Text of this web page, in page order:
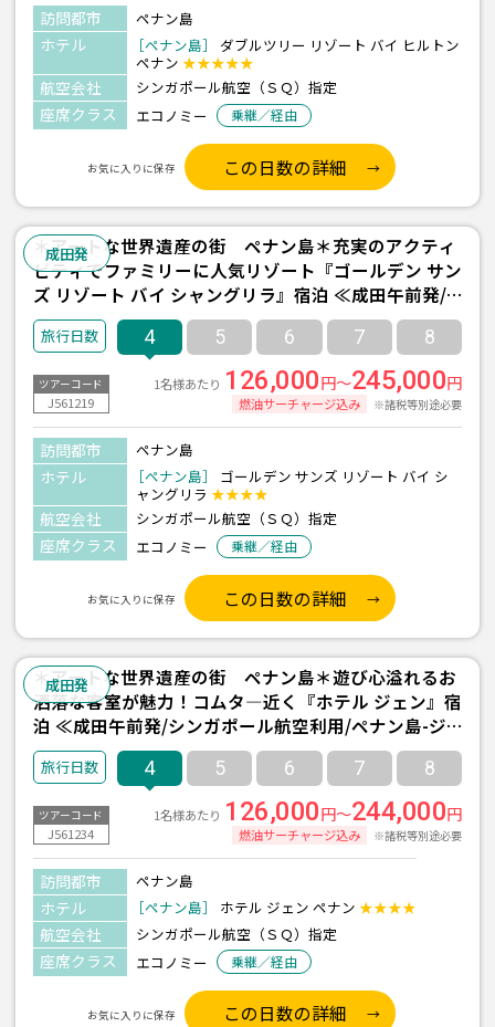
訪問都市 ペナン島
ホテル ［ペナン島］
ダブルツリー リゾート バイ ヒルトン
ペナン ★★★★★
航空会社 シンガポール航空（ＳＱ）指定
座席クラス エコノミー 乗継／経由
お気に入りに保存 この日数の詳細
成田発
＊アートな世界遺産の街 ペナン島＊充実のアクティ
ビティでファミリーに人気リゾート『ゴールデン サン
ズ リゾート バイ シャングリラ』宿泊 ≪成田午前発/
シンガポール航空利用/ペナン島-バトゥフェリンギ- 2
泊4日間≫
4 5 6 7 8
ツアーコード
J561219
1名様あたり 126,000円～245,000円
燃油サーチャージ込み ※諸税等別途必要
訪問都市 ペナン島
ホテル ［ペナン島］
ゴールデン サンズ リゾート バイ シ
ャングリラ ★★★★
航空会社 シンガポール航空（ＳＱ）指定
座席クラス エコノミー 乗継／経由
お気に入りに保存 この日数の詳細
成田発
＊アートな世界遺産の街 ペナン島＊遊び心溢れるお
洒落な客室が魅力！コムタ―近く『ホテル ジェン』宿
泊 ≪成田午前発/シンガポール航空利用/ペナン島-ジ
ョージタウン- 2泊4日間≫
4 5 6 7 8
ツアーコード
J561234
1名様あたり 126,000円～244,000円
燃油サーチャージ込み ※諸税等別途必要
訪問都市 ペナン島
ホテル ［ペナン島］ ホテル ジェン ペナン ★★★★
航空会社 シンガポール航空（ＳＱ）指定
座席クラス エコノミー 乗継／経由
お気に入りに保存 この日数の詳細